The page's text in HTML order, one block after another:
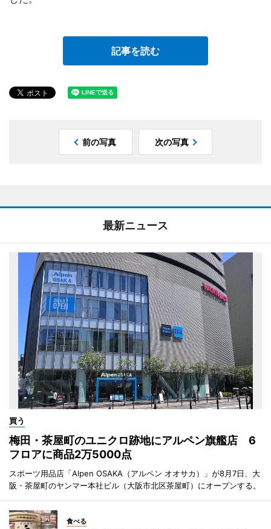
記事を読む
前の写真 次の写真
最新ニュース
買う
梅田・茶屋町のユニクロ跡地にアルペン旗艦店 6
フロアに商品2万5000点
スポーツ用品店「Alpen OSAKA（アルペン オオサカ）」が8月7日、大
阪・茶屋町のヤンマー本社ビル（大阪市北区茶屋町）にオープンする。
食べる